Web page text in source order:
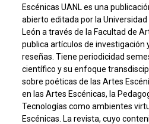
Escénicas UANL es una
abierto editada por la
León a través de la Facultad de
publica artículos de investigación
reseñas. Tiene periodicidad
científico y su enfoque
sobre poéticas de las Artes
en las Artes Escénicas, la
Tecnologías como ambientes
Escénicas. La revista, cuyo